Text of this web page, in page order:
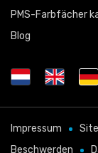
PMS-Farbfächer
Blog
Impressum
Beschwerden